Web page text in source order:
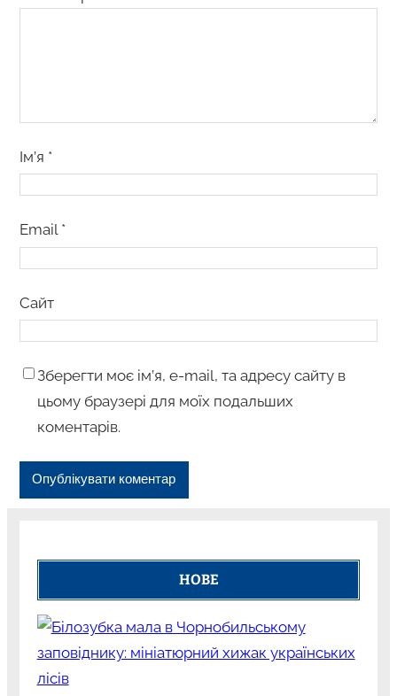
Ім’я *
Email *
Сайт
Зберегти моє ім’я, e-mail, та адресу сайту в
цьому браузері для моїх подальших
коментарів.
НОВЕ